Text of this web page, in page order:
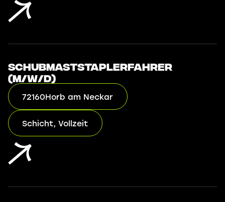
Schubmaststaplerfahrer
(m/w/d)
72160Horb am Neckar
Schicht, Vollzeit